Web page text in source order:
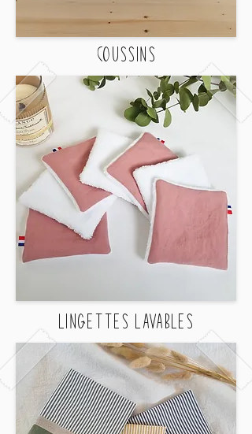
COUSSINS
LINGETTES LAVABLES